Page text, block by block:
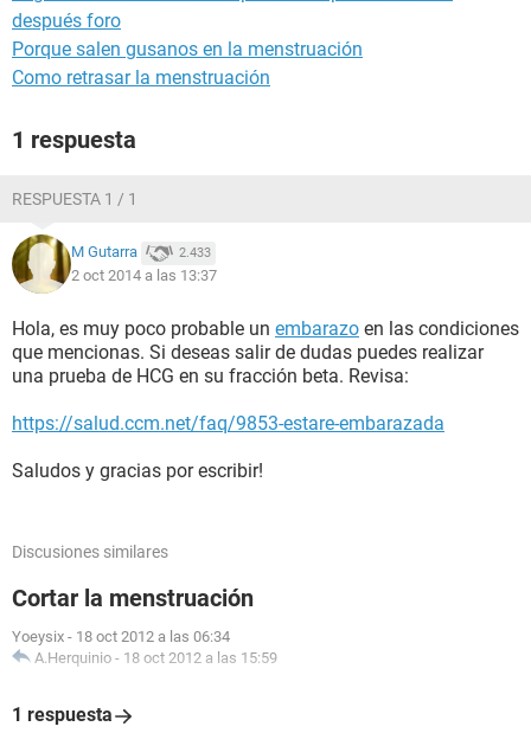
después foro
Porque salen gusanos en la menstruación
Como retrasar la menstruación
1 respuesta
RESPUESTA 1 / 1
M Gutarra 2.433
2 oct 2014 a las 13:37
Hola, es muy poco probable un embarazo en las condiciones
que mencionas. Si deseas salir de dudas puedes realizar
una prueba de HCG en su fracción beta. Revisa:
https://salud.ccm.net/faq/9853-estare-embarazada
Saludos y gracias por escribir!
Discusiones similares
Cortar la menstruación
Yoeysix - 18 oct 2012 a las 06:34
A.Herquinio - 18 oct 2012 a las 15:59
1 respuesta